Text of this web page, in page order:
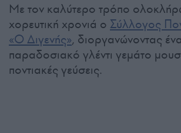
Με τον καλύτερο τρόπο
χορευτική χρονιά ο Σύλλογος
«Ο Διγενής», διοργανώνοντας ένα
παραδοσιακό γλέντι γεμάτο
ποντιακές γεύσεις.